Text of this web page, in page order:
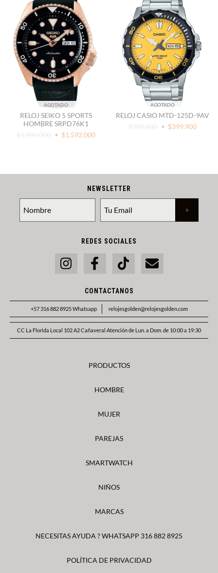
AGOTADO
RELOJ SEIKO 5 SPORTS
HOMBRE SRPD76K1
$1.990.000
$1.592.000
AGOTADO
RELOJ CASIO MTD-125D-9AV
$750.000
$399.900
NEWSLETTER
REDES SOCIALES
CONTACTANOS
+57 316 882 8925 Whatsapp relojesgolden@relojesgolden.com
CC La Florida Local 102 A2 Cañaveral Atención de Lun. a Dom. de 10:00 a 19:30
PRODUCTOS
HOMBRE
MUJER
PAREJAS
SMARTWATCH
NIÑOS
MARCAS
NECESITAS AYUDA ? WHATSAPP 316 882 8925
POLÍTICA DE PRIVACIDAD